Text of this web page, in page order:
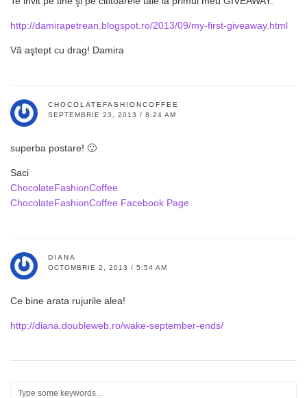
http://damirapetrean.blogspot.ro/2013/09/my-first-giveaway.html
Vă aştept cu drag! Damira
CHOCOLATEFASHIONCOFFEE
SEPTEMBRIE 23, 2013 / 8:24 AM
superba postare! 🙂
Saci
ChocolateFashionCoffee
ChocolateFashionCoffee Facebook Page
DIANA
OCTOMBRIE 2, 2013 / 5:54 AM
Ce bine arata rujurile alea!
http://diana.doubleweb.ro/wake-september-ends/